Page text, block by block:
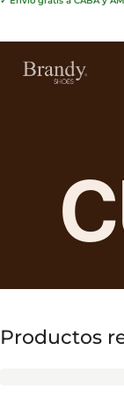
Productos